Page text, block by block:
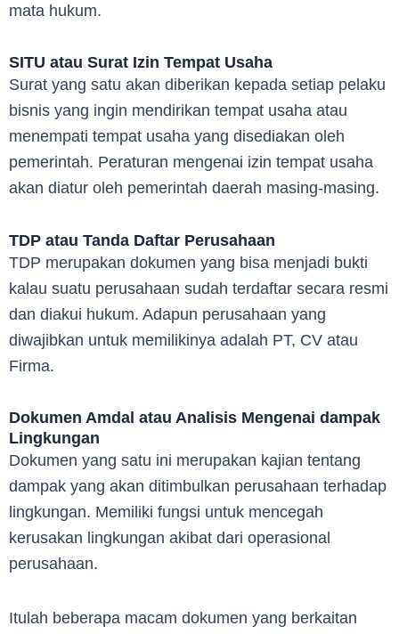
mata hukum.
SITU atau Surat Izin Tempat Usaha
Surat yang satu akan diberikan kepada setiap pelaku
bisnis yang ingin mendirikan tempat usaha atau
menempati tempat usaha yang disediakan oleh
pemerintah. Peraturan mengenai izin tempat usaha
akan diatur oleh pemerintah daerah masing-masing.
TDP atau Tanda Daftar Perusahaan
TDP merupakan dokumen yang bisa menjadi bukti
kalau suatu perusahaan sudah terdaftar secara resmi
dan diakui hukum. Adapun perusahaan yang
diwajibkan untuk memilikinya adalah PT, CV atau
Firma.
Dokumen Amdal atau Analisis Mengenai dampak
Lingkungan
Dokumen yang satu ini merupakan kajian tentang
dampak yang akan ditimbulkan perusahaan terhadap
lingkungan. Memiliki fungsi untuk mencegah
kerusakan lingkungan akibat dari operasional
perusahaan.
Itulah beberapa macam dokumen yang berkaitan